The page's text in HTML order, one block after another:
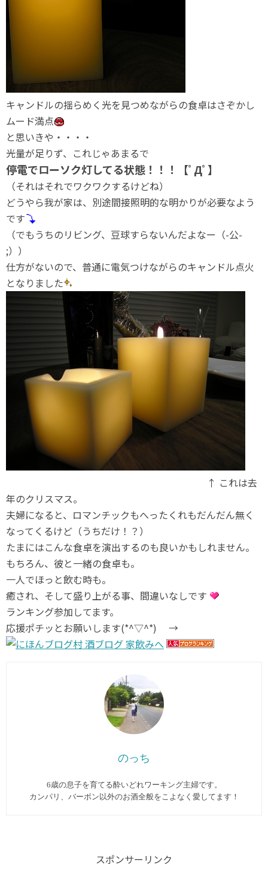
キャンドルの揺らめく光を見つめながらの食卓はさぞかし
ムード満点
と思いきや・・・・
光量が足りず、これじゃあまるで
停電でローソク灯してる状態！！！【ﾟДﾟ】
（それはそれでワクワクするけどね）
どうやら我が家は、別途間接照明的な明かりが必要なよう
です
（でもうちのリビング、豆球すらないんだよなー（-公-
;））
仕方がないので、普通に電気つけながらのキャンドル点火
となりました
↑ これは去
年のクリスマス。
夫婦になると、ロマンチックもへったくれもだんだん無く
なってくるけど（うちだけ！？）
たまにはこんな食卓を演出するのも良いかもしれません。
もちろん、彼と一緒の食卓も。
一人でほっと飲む時も。
癒され、そして盛り上がる事、間違いなしです
ランキング参加してます。
応援ポチッとお願いします(*^▽^*) →
のっち
6歳の息子を育てる酔いどれワーキング主婦です。
カンパリ、バーボン以外のお酒全般をこよなく愛してます︎！
スポンサーリンク